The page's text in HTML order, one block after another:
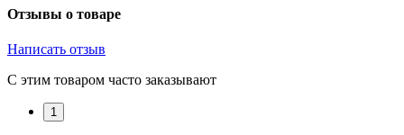
Отзывы о товаре
Написать отзыв
С этим товаром часто заказывают
1